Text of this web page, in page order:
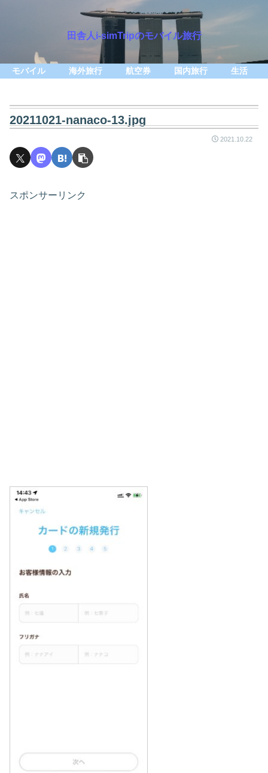
田舎人i-simTripのモバイル旅行
モバイル 海外旅行 航空券 国内旅行 生活
20211021-nanaco-13.jpg
2021.10.22
スポンサーリンク